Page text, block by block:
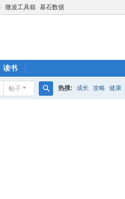
微波工具箱 基石数据
读书
帖子 热搜: 成长 攻略 健康